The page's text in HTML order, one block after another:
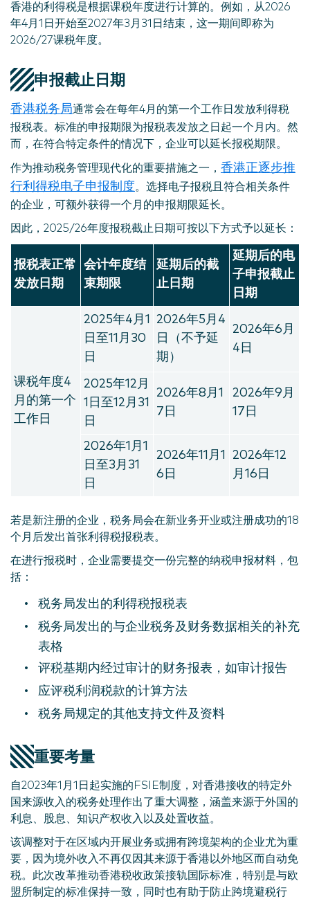
香港的利得税是根据课税年度进行计算的。例如，从2026
年4月1日开始至2027年3月31日结束，这一期间即称为
2026/27课税年度。
申报截止日期
香港税务局通常会在每年4月的第一个工作日发放利得税
报税表。标准的申报期限为报税表发放之日起一个月内。然
而，在符合特定条件的情况下，企业可以延长报税期限。
作为推动税务管理现代化的重要措施之一， 香港正逐步推
行利得税电子申报制度。选择电子报税且符合相关条件
的企业，可额外获得一个月的申报期限延长。
因此，2025/26年度报税截止日期可按以下方式予以延长：
报税表正常
发放日期
会计年度结
束期限
延期后的截
止日期
延期后的电
子申报截止
日期
课税年度4
月的第一个
工作日
2025年4月1
日至11月30
日
2026年5月4
日（不予延
期）
2026年6月
4日
2025年12月
1日至12月31
日
2026年8月1
7日
2026年9月
17日
2026年1月1
日至3月31
日
2026年11月1
6日
2026年12
月16日
若是新注册的企业，税务局会在新业务开业或注册成功的18
个月后发出首张利得税报税表。
在进行报税时，企业需要提交一份完整的纳税申报材料，包
括：
税务局发出的利得税报税表
税务局发出的与企业税务及财务数据相关的补充
表格
评税基期内经过审计的财务报表，如审计报告
应评税利润税款的计算方法
税务局规定的其他支持文件及资料
重要考量
自2023年1月1日起实施的FSIE制度，对香港接收的特定外
国来源收入的税务处理作出了重大调整，涵盖来源于外国的
利息、股息、知识产权收入以及处置收益。
该调整对于在区域内开展业务或拥有跨境架构的企业尤为重
要，因为境外收入不再仅因其来源于香港以外地区而自动免
税。此次改革推动香港税收政策接轨国际标准，特别是与欧
盟所制定的标准保持一致，同时也有助于防止跨境避税行